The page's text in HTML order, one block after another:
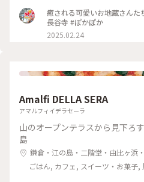
癒される可愛いお地蔵さん
長谷寺 #ぽかぽか
2025.02.24
Amalfi DELLA SERA
アマルフィイデラセーラ
山のオープンテラスから見下ろ
島
鎌倉・江の島・二階堂・由比ヶ浜
ごはん, カフェ, スイーツ・お菓子,